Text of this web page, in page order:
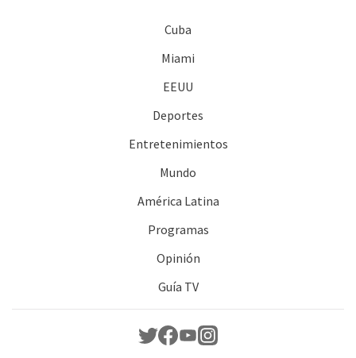
Cuba
Miami
EEUU
Deportes
Entretenimientos
Mundo
América Latina
Programas
Opinión
Guía TV